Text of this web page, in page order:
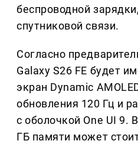
беспроводной
спутниковой связи.
Согласно
Galaxy S26 FE будет
экран Dynamic
обновления 120 Гц и
с оболочкой One UI 9.
ГБ памяти может